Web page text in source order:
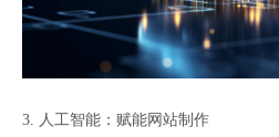
3. 人工智能：赋能网站制作